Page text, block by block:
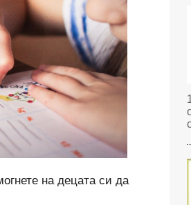
на децата си да